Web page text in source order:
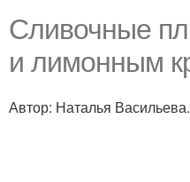
Сливочные
и лимонным
Автор: Наталья Васильева.